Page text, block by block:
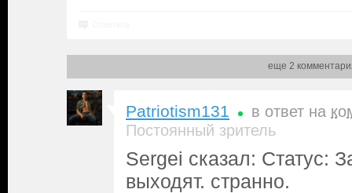
еще 2
Patriotism131 в ответ на
Постоянный зритель
Sergei сказал: Статус:
выходят. странно.